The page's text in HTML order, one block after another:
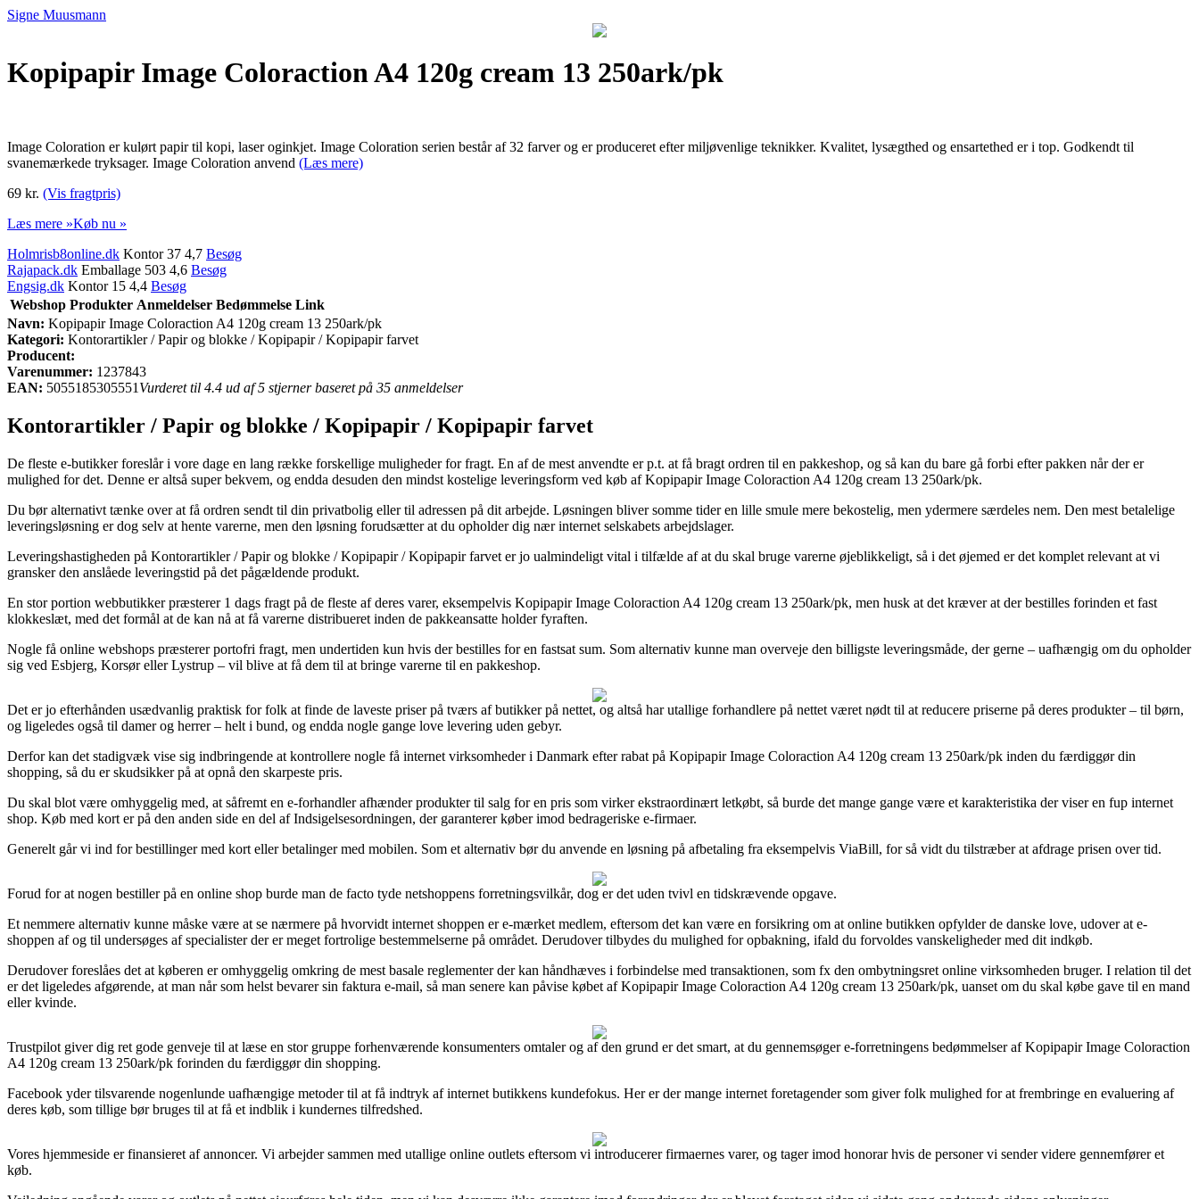
Signe Muusmann
Kopipapir Image Coloraction A4 120g cream 13 250ark/pk
Image Coloration er kulørt papir til kopi, laser oginkjet. Image Coloration serien består af 32 farver og er produceret efter miljøvenlige teknikker. Kvalitet, lysægthed og ensartethed er i top. Godkendt til
svanemærkede tryksager. Image Coloration anvend (Læs mere)
69 kr. (Vis fragtpris)
Læs mere »Køb nu »
Holmrisb8online.dk Kontor 37 4,7 Besøg
Rajapack.dk Emballage 503 4,6 Besøg
Engsig.dk Kontor 15 4,4 Besøg
Webshop Produkter Anmeldelser Bedømmelse Link
Navn: Kopipapir Image Coloraction A4 120g cream 13 250ark/pk
Kategori: Kontorartikler / Papir og blokke / Kopipapir / Kopipapir farvet
Producent:
Varenummer: 1237843
EAN: 5055185305551 Vurderet til 4.4 ud af 5 stjerner baseret på 35 anmeldelser
Kontorartikler / Papir og blokke / Kopipapir / Kopipapir farvet
De fleste e-butikker foreslår i vore dage en lang række forskellige muligheder for fragt. En af de mest anvendte er p.t. at få bragt ordren til en pakkeshop, og så kan du bare gå forbi efter pakken når der er
mulighed for det. Denne er altså super bekvem, og endda desuden den mindst kostelige leveringsform ved køb af Kopipapir Image Coloraction A4 120g cream 13 250ark/pk.
Du bør alternativt tænke over at få ordren sendt til din privatbolig eller til adressen på dit arbejde. Løsningen bliver somme tider en lille smule mere bekostelig, men ydermere særdeles nem. Den mest betalelige
leveringsløsning er dog selv at hente varerne, men den løsning forudsætter at du opholder dig nær internet selskabets arbejdslager.
Leveringshastigheden på Kontorartikler / Papir og blokke / Kopipapir / Kopipapir farvet er jo ualmindeligt vital i tilfælde af at du skal bruge varerne øjeblikkeligt, så i det øjemed er det komplet relevant at vi
gransker den anslåede leveringstid på det pågældende produkt.
En stor portion webbutikker præsterer 1 dags fragt på de fleste af deres varer, eksempelvis Kopipapir Image Coloraction A4 120g cream 13 250ark/pk, men husk at det kræver at der bestilles forinden et fast
klokkeslæt, med det formål at de kan nå at få varerne distribueret inden de pakkeansatte holder fyraften.
Nogle få online webshops præsterer portofri fragt, men undertiden kun hvis der bestilles for en fastsat sum. Som alternativ kunne man overveje den billigste leveringsmåde, der gerne – uafhængig om du opholder
sig ved Esbjerg, Korsør eller Lystrup – vil blive at få dem til at bringe varerne til en pakkeshop.
Det er jo efterhånden usædvanlig praktisk for folk at finde de laveste priser på tværs af butikker på nettet, og altså har utallige forhandlere på nettet været nødt til at reducere priserne på deres produkter – til børn,
og ligeledes også til damer og herrer – helt i bund, og endda nogle gange love levering uden gebyr.
Derfor kan det stadigvæk vise sig indbringende at kontrollere nogle få internet virksomheder i Danmark efter rabat på Kopipapir Image Coloraction A4 120g cream 13 250ark/pk inden du færdiggør din
shopping, så du er skudsikker på at opnå den skarpeste pris.
Du skal blot være omhyggelig med, at såfremt en e-forhandler afhænder produkter til salg for en pris som virker ekstraordinært letkøbt, så burde det mange gange være et karakteristika der viser en fup internet
shop. Køb med kort er på den anden side en del af Indsigelsesordningen, der garanterer køber imod bedrageriske e-firmaer.
Generelt går vi ind for bestillinger med kort eller betalinger med mobilen. Som et alternativ bør du anvende en løsning på afbetaling fra eksempelvis ViaBill, for så vidt du tilstræber at afdrage prisen over tid.
Forud for at nogen bestiller på en online shop burde man de facto tyde netshoppens forretningsvilkår, dog er det uden tvivl en tidskrævende opgave.
Et nemmere alternativ kunne måske være at se nærmere på hvorvidt internet shoppen er e-mærket medlem, eftersom det kan være en forsikring om at online butikken opfylder de danske love, udover at e-
shoppen af og til undersøges af specialister der er meget fortrolige bestemmelserne på området. Derudover tilbydes du mulighed for opbakning, ifald du forvoldes vanskeligheder med dit indkøb.
Derudover foreslåes det at køberen er omhyggelig omkring de mest basale reglementer der kan håndhæves i forbindelse med transaktionen, som fx den ombytningsret online virksomheden bruger. I relation til det
er det ligeledes afgørende, at man når som helst bevarer sin faktura e-mail, så man senere kan påvise købet af Kopipapir Image Coloraction A4 120g cream 13 250ark/pk, uanset om du skal købe gave til en mand
eller kvinde.
Trustpilot giver dig ret gode genveje til at læse en stor gruppe forhenværende konsumenters omtaler og af den grund er det smart, at du gennemsøger e-forretningens bedømmelser af Kopipapir Image Coloraction
A4 120g cream 13 250ark/pk forinden du færdiggør din shopping.
Facebook yder tilsvarende nogenlunde uafhængige metoder til at få indtryk af internet butikkens kundefokus. Her er der mange internet foretagender som giver folk mulighed for at frembringe en evaluering af
deres køb, som tillige bør bruges til at få et indblik i kundernes tilfredshed.
Vores hjemmeside er finansieret af annoncer. Vi arbejder sammen med utallige online outlets eftersom vi introducerer firmaernes varer, og tager imod honorar hvis de personer vi sender videre gennemfører et
køb.